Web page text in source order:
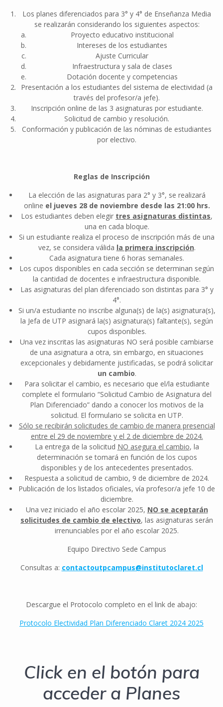
Los planes diferenciados para 3° y 4° de Enseñanza Media
se realizarán considerando los siguientes aspectos:
Proyecto educativo institucional
Intereses de los estudiantes
Ajuste Curricular
Infraestructura y sala de clases
Dotación docente y competencias
Presentación a los estudiantes del sistema de electividad (a
través del profesor/a jefe).
Inscripción online de las 3 asignaturas por estudiante.
Solicitud de cambio y resolución.
Conformación y publicación de las nóminas de estudiantes
por electivo.
Reglas de Inscripción
La elección de las asignaturas para 2° y 3°, se realizará
online el jueves 28 de noviembre desde las 21:00 hrs.
Los estudiantes deben elegir tres asignaturas distintas,
una en cada bloque.
Si un estudiante realiza el proceso de inscripción más de una
vez, se considera válida la primera inscripción.
Cada asignatura tiene 6 horas semanales.
Los cupos disponibles en cada sección se determinan según
la cantidad de docentes e infraestructura disponible.
Las asignaturas del plan diferenciado son distintas para 3° y
4°.
Si un/a estudiante no inscribe alguna(s) de la(s) asignatura(s),
la Jefa de UTP asignará la(s) asignatura(s) faltante(s), según
cupos disponibles.
Una vez inscritas las asignaturas NO será posible cambiarse
de una asignatura a otra, sin embargo, en situaciones
excepcionales y debidamente justificadas, se podrá solicitar
un cambio.
Para solicitar el cambio, es necesario que el/la estudiante
complete el formulario “Solicitud Cambio de Asignatura del
Plan Diferenciado” dando a conocer los motivos de la
solicitud. El formulario se solicita en UTP.
Sólo se recibirán solicitudes de cambio de manera presencial
entre el 29 de noviembre y el 2 de diciembre de 2024.
La entrega de la solicitud NO asegura el cambio, la
determinación se tomará en función de los cupos
disponibles y de los antecedentes presentados.
Respuesta a solicitud de cambio, 9 de diciembre de 2024.
Publicación de los listados oficiales, vía profesor/a jefe 10 de
diciembre.
Una vez iniciado el año escolar 2025, NO se aceptarán
solicitudes de cambio de electivo, las asignaturas serán
irrenunciables por el año escolar 2025.
Equipo Directivo Sede Campus
Consultas a: contactoutpcampus@institutoclaret.cl
Descargue el Protocolo completo en el link de abajo:
Protocolo Electividad Plan Diferenciado Claret 2024 2025
Click en el botón para
acceder a Planes